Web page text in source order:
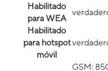
Habilitado
para WEA
Habilitado
para hotspot
móvil
GSM: